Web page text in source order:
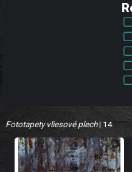
Fototapety vliesové plech| 14